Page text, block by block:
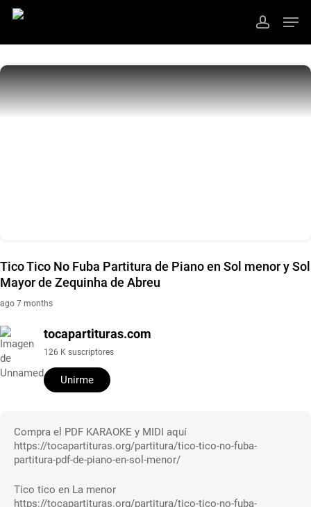
Skip
account
Tico Tico No Fuba Partitura de Piano en Sol menor y Sol
Mayor de Zequinha de Abreu
ago 7 months
tocapartituras.com
126 K suscriptores
Unirme
Compra el PDF KARAOKE y MIDI aquí
https://tocapartituras.org/partitura/tico-tico-no-fuba-
partitura-pdf-de-piano-en-sol-menor/
Tico tico en La menor
https://tocapartituras.org/partitura/tico-tico-no-fuba-